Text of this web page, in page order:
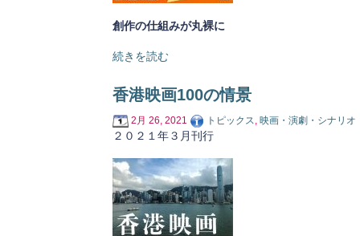
創作の仕組みが丸裸に
続きを読む
香港映画100の情景
2月 26, 2021 トピックス 映画・演劇・シナリオ
２０２１年３月刊行